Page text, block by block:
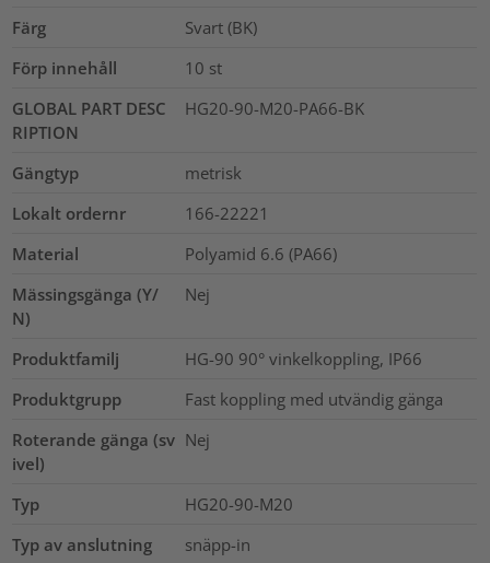
Färg
Svart (BK)
Förp innehåll
10 st
GLOBAL PART DESC
RIPTION
HG20-90-M20-PA66-BK
Gängtyp
metrisk
Lokalt ordernr
166-22221
Material
Polyamid 6.6 (PA66)
Mässingsgänga (Y/
N)
Nej
Produktfamilj
HG-90 90° vinkelkoppling, IP66
Produktgrupp
Fast koppling med utvändig gänga
Roterande gänga (sv
ivel)
Nej
Typ
HG20-90-M20
Typ av anslutning
snäpp-in